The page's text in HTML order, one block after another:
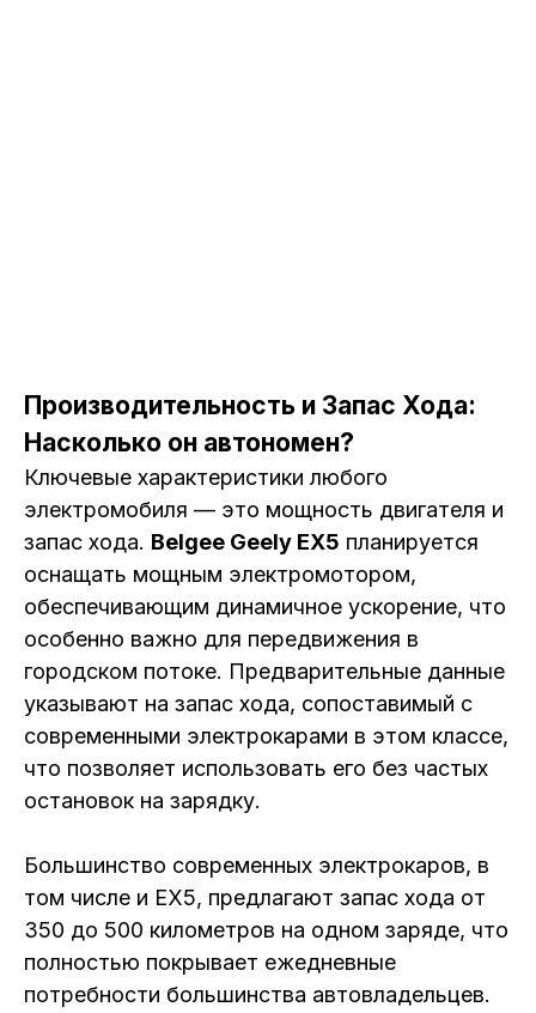
Производительность и Запас Хода:
Насколько он автономен?
Ключевые характеристики любого
электромобиля — это мощность двигателя и
запас хода. Belgee Geely EX5 планируется
оснащать мощным электромотором,
обеспечивающим динамичное ускорение, что
особенно важно для передвижения в
городском потоке. Предварительные данные
указывают на запас хода, сопоставимый с
современными электрокарами в этом классе,
что позволяет использовать его без частых
остановок на зарядку.
Большинство современных электрокаров, в
том числе и EX5, предлагают запас хода от
350 до 500 километров на одном заряде, что
полностью покрывает ежедневные
потребности большинства автовладельцев.